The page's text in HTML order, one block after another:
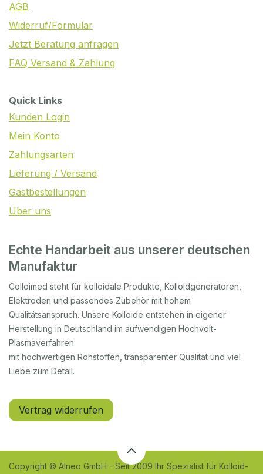
AGB
Widerruf/Formular
Jetzt Beratung anfragen
FAQ Versand & Zahlung
Quick Links
Kunden Login
Mein Konto
Zahlungsarten
Lieferung / Versand
Gastbestellungen
Über uns
Echte Handarbeit aus unserer deutschen
Manufaktur
Colloimed steht für kolloidale Produkte, Kolloidgeneratoren,
Elektroden und passendes Zubehör mit hohem
Qualitätsanspruch. Unsere Kolloide entstehen in eigener
Herstellung in Deutschland im aufwendigen Hochvolt-
Plasmaverfahren
mit hochwertigen Rohstoffen, transparenter Qualität und viel
Liebe zum Detail.
Vertrag widerrufen
Copyright © Alneo GmbH - Seit 2009 Ihr Spezialist für Kolloid-